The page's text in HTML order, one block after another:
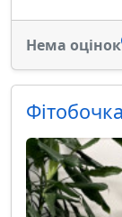
Нема оцінок